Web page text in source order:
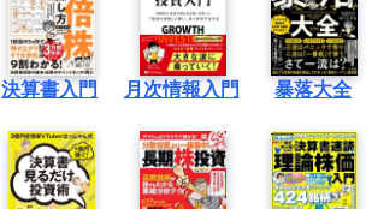
決算書入門 月次情報入門 暴落大全